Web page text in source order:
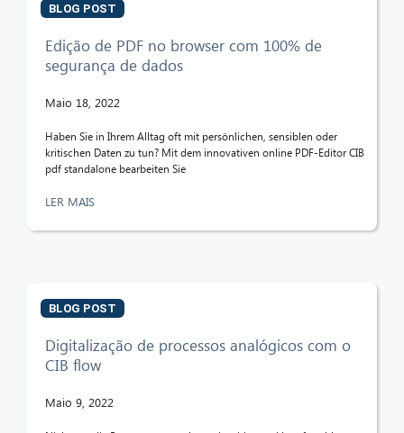
BLOG POST
Edição de PDF no browser com 100% de
segurança de dados
Maio 18, 2022
Haben Sie in Ihrem Alltag oft mit persönlichen, sensiblen oder
kritischen Daten zu tun? Mit dem innovativen online PDF-Editor CIB
pdf standalone bearbeiten Sie
LER MAIS
BLOG POST
Digitalização de processos analógicos com o
CIB flow
Maio 9, 2022